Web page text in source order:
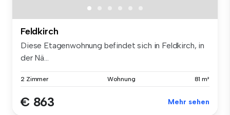
Feldkirch
Diese Etagenwohnung befindet sich in Feldkirch, in
der Nä...
2 Zimmer Wohnung 81 m²
€ 863 Mehr sehen